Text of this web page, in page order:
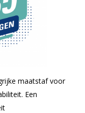
maatstaf voor
Een